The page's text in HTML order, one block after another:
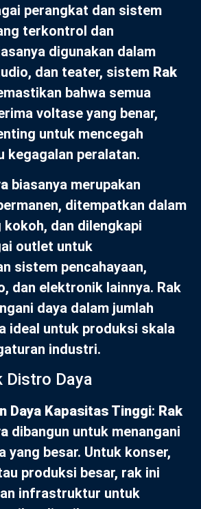
perangkat dan sistem
terkontrol dan
digunakan dalam
dan teater, sistem Rak
bahwa semua
voltase yang benar,
untuk mencegah
kegagalan peralatan.
biasanya merupakan
ditempatkan dalam
dan dilengkapi
outlet untuk
sistem pencahayaan,
dan elektronik lainnya. Rak
daya dalam jumlah
ideal untuk produksi skala
industri.
Distro Daya
Daya Kapasitas Tinggi: Rak
dibangun untuk menangani
yang besar. Untuk konser,
produksi besar, rak ini
infrastruktur untuk